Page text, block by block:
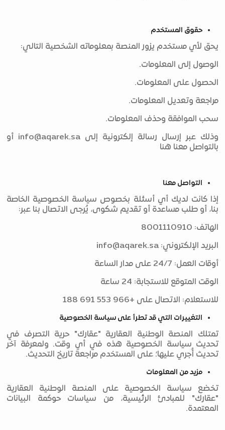
حقوق المستخدم
يحق لأي مستخدم يزور المنصة بمعلوماته الشخصية التالي:
الوصول إلى المعلومات.
الحصول على المعلومات.
مراجعة وتعديل المعلومات.
سحب الموافقة وحذف المعلومات.
وذلك عبر إرسال رسالة إلكترونية إلى info@aqarek.sa أو
بالتواصل معنا هنا
التواصل معنا
إذا كانت لديك أي أسئلة بخصوص سياسة الخصوصية الخاصة
بنا، أو طلب مساعدة أو تقديم شكوى، يُرجى الاتصال بنا عبر:
الهاتف: 8001110910
البريد الإلكتروني: info@aqarek.sa
أوقات العمل: 24/7 على مدار الساعة
الوقت المتوقع للاستجابة: 24 ساعة
للاستعلام: الاتصال على +966 553 691 188
التغييرات التي قد تطرأ على سياسة الخصوصية
تمتلك المنصة الوطنية العقارية "عقارك" حرية التصرف في
تحديث سياسة الخصوصية هذه في أي وقت. ولمعرفة آخر
تحديث أُجري عليها؛ على المستخدم مراجعة تاريخ التحديث.
مزيد من المعلومات
تخضع سياسة الخصوصية على المنصة الوطنية العقارية
"عقارك" للمبادئ الرئيسية، من سياسات حوكمة البيانات
المعتمدة.